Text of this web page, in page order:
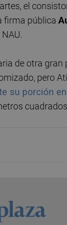
el
firma pública
de otra gran
pero
su porción en